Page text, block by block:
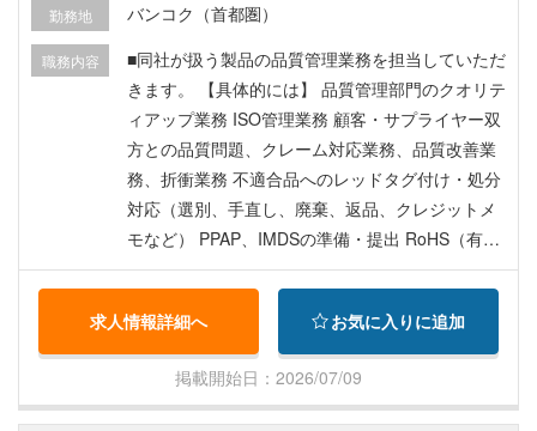
勤務地 バンコク（首都圏）
職務内容
■同社が扱う製品の品質管理業務を担当していただ
きます。 【具体的には】 品質管理部門のクオリテ
ィアップ業務 ISO管理業務 顧客・サプライヤー双
方との品質問題、クレーム対応業務、品質改善業
務、折衝業務 不適合品へのレッドタグ付け・処分
対応（選別、手直し、廃棄、返品、クレジットメ
モなど） PPAP、IMDSの準備・提出 RoHS（有害
物質使用制限）対応書類の準備・提出
求人情報詳細へ お気に入りに追加
掲載開始日：2026/07/09